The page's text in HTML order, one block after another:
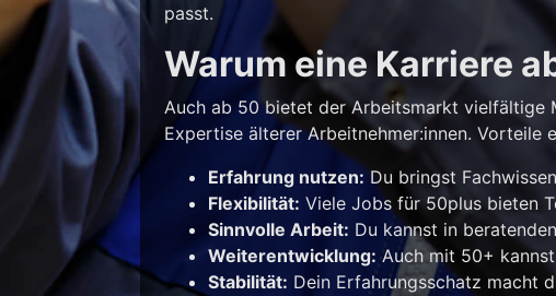
passt.
Warum eine Karriere
Auch ab 50 bietet der Arbeitsmarkt vielfältige
Expertise älterer Arbeitnehmer:innen. Vorteile
Erfahrung nutzen: Du bringst
Flexibilität: Viele Jobs für 50plus bieten
Sinnvolle Arbeit: Du kannst in
Weiterentwicklung: Auch mit 50+
Stabilität: Dein Erfahrungsschatz macht